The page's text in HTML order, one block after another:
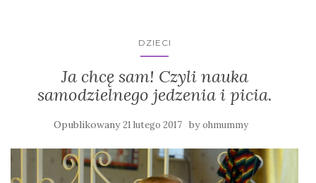
DZIECI
Ja chcę sam! Czyli nauka
samodzielnego jedzenia i picia.
Opublikowany21 lutego 2017 byohmummy